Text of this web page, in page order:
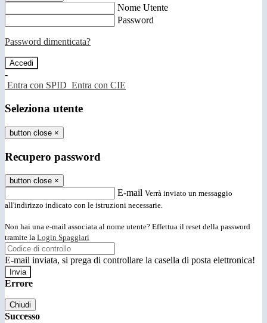
Nome Utente
Password
Password dimenticata?
-
Entra con SPID Entra con CIE
Seleziona utente
button close ×
Recupero password
button close ×
E-mail Verrà inviato un messaggio
all'indirizzo indicato con le istruzioni necessarie.
Non hai una e-mail associata al nome utente? Effettua il reset della password
tramite la Login Spaggiari
E-mail inviata, si prega di controllare la casella di posta elettronica!
Errore
Chiudi
Successo